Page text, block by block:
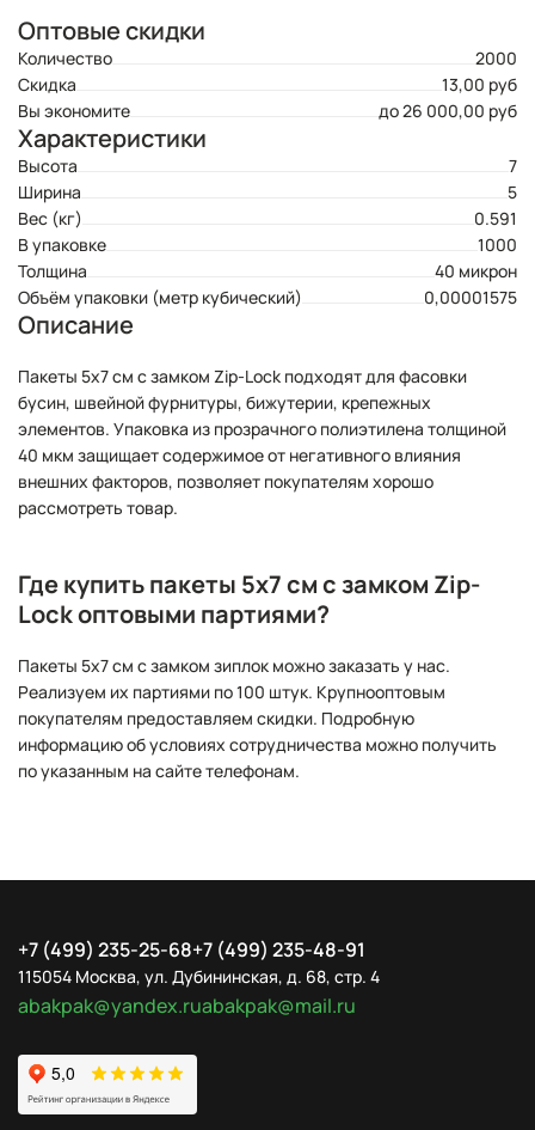
Оптовые скидки
Количество
2000
Скидка
13,00 руб
Вы экономите
до 26 000,00 руб
Характеристики
Высота
7
Ширина
5
Вес (кг)
0.591
В упаковке
1000
Толщина
40 микрон
Объём упаковки (метр кубический)
0,00001575
Описание
Пакеты 5x7 см с замком Zip-Lock подходят для фасовки
бусин, швейной фурнитуры, бижутерии, крепежных
элементов. Упаковка из прозрачного полиэтилена толщиной
40 мкм защищает содержимое от негативного влияния
внешних факторов, позволяет покупателям хорошо
рассмотреть товар.
Где купить пакеты 5x7 см с замком Zip-
Lock оптовыми партиями?
Пакеты 5x7 см с замком зиплок можно заказать у нас.
Реализуем их партиями по 100 штук. Крупнооптовым
покупателям предоставляем скидки. Подробную
информацию об условиях сотрудничества можно получить
по указанным на сайте телефонам.
+7 (499) 235-25-68+7 (499) 235-48-91
115054 Москва, ул. Дубининская, д. 68, стр. 4
abakpak@yandex.ruabakpak@mail.ru